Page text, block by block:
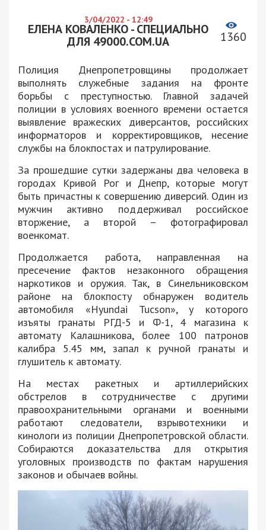
3/04/2022 - 12:49
ЕЛЕНА КОВАЛЕНКО - СПЕЦИАЛЬНО
ДЛЯ 49000.COM.UA
1360
Полиция Днепропетровщины продолжает
выполнять служебные задания на фронте
борьбы с преступностью. Главной задачей
полиции в условиях военного времени остается
выявление вражеских диверсантов, российских
информаторов и корректировщиков, несение
службы на блокпостах и патрулирование.
За прошедшие сутки задержаны два человека в
городах Кривой Рог и Днепр, которые могут
быть причастны к совершению диверсий. Один из
мужчин активно поддерживал российское
вторжение, а второй – фотографировал
военкомат.
Продолжается работа, направленная на
пресечение фактов незаконного обращения
наркотиков и оружия. Так, в Синельниковском
районе на блокпосту обнаружен водитель
автомобиля «Hyundai Tucson», у которого
изъяты гранаты РГД-5 и Ф-1, 4 магазина к
автомату Калашникова, более 100 патронов
калибра 5.45 мм, запал к ручной гранаты и
глушитель к автомату.
На местах ракетных и артиллерийских
обстрелов в сотрудничестве с другими
правоохранительными органами и военными
работают следователи, взрывотехники и
кинологи из полиции Днепропетровской области.
Собираются доказательства для открытия
уголовных производств по фактам нарушения
законов и обычаев войны.